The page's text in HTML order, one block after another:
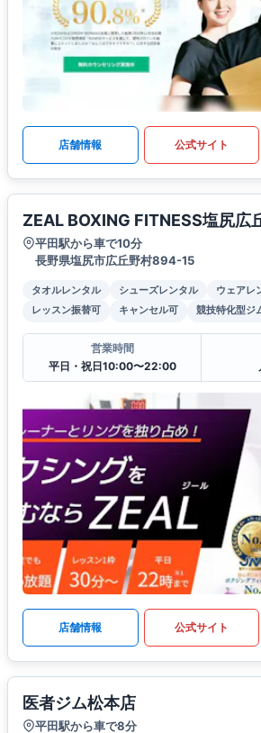
店舗情報 公式サイト
ZEAL BOXING FITNESS塩尻広
平田駅から車で10分
長野県塩尻市広丘野村894-15
タオルレンタル シューズレンタル
ウェアレ
レッスン振替可
キャンセル可 競技特化型ジ
営業時間
平日・祝日10:00〜22:00
店舗情報 公式サイト
医者ジム松本店
平田駅から車で8分